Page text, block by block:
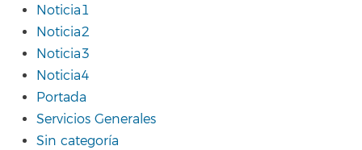
Noticia1
Noticia2
Noticia3
Noticia4
Portada
Servicios Generales
Sin categoría